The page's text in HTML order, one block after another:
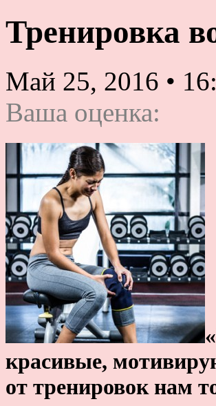
Тренировка
Май 25, 2016 •
Ваша оценка:
красивые,
от тренировок нам